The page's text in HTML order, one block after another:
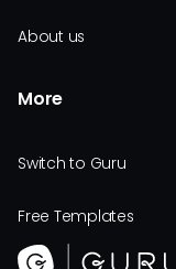
About us
More
Switch to Guru
Free Templates